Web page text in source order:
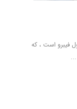
فیبرو است ، که